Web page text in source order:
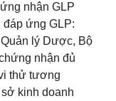
nhận GLP
đáp ứng GLP:
lý Dược, Bộ
nhận đủ
thử tương
kinh doanh